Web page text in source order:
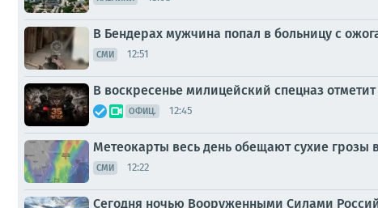
В Бендерах мужчина попал в больницу с
СМИ 12:51
В воскресенье милицейский спецназ отметит
ОФИЦ. 12:45
Метеокарты весь день обещают сухие грозы
СМИ 12:22
Сегодня ночью Вооруженными Силами